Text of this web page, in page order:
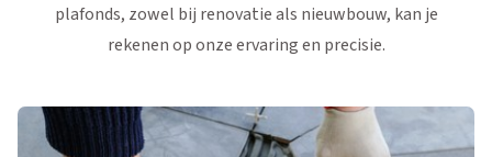
plafonds, zowel bij renovatie als nieuwbouw, kan je
rekenen op onze ervaring en precisie.